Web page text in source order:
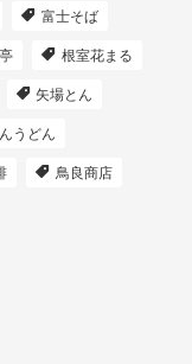
富士そば
根室花まる
矢場とん
うどん
鳥良商店